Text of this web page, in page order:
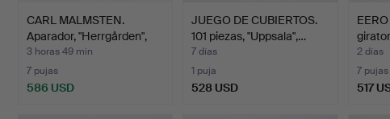
CARL MALMSTEN.
Aparador, "Herrgården",
abe…
3 horas 49 min
7 pujas
586 USD
JUEGO DE CUBIERTOS.
101 piezas, "Uppsala",…
7 días
1 puja
528 USD
2 días
7 pujas
517